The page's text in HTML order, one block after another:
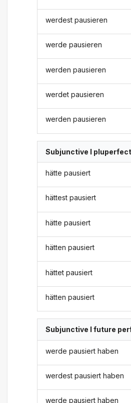
werdest pausieren
werde pausieren
werden pausieren
werdet pausieren
werden pausieren
Subjunctive I
hätte pausiert
hättest pausiert
hätte pausiert
hätten pausiert
hättet pausiert
hätten pausiert
Subjunctive I future
werde pausiert haben
werdest pausiert haben
werde pausiert haben